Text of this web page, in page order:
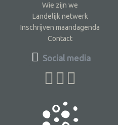
Wie zijn we
Landelijk netwerk
Inschrijven maandagenda
Contact
Social media